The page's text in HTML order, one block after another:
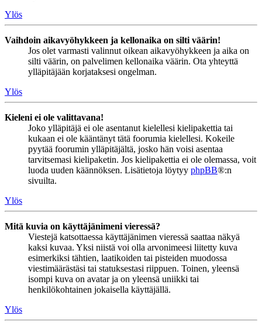
Ylös
Vaihdoin aikavyöhykkeen ja kellonaika on silti väärin!
Jos olet varmasti valinnut oikean aikavyöhykkeen ja aika on
silti väärin, on palvelimen kellonaika väärin. Ota yhteyttä
ylläpitäjään korjataksesi ongelman.
Ylös
Kieleni ei ole valittavana!
Joko ylläpitäjä ei ole asentanut kielellesi kielipakettia tai
kukaan ei ole kääntänyt tätä foorumia kielellesi. Kokeile
pyytää foorumin ylläpitäjältä, josko hän voisi asentaa
tarvitsemasi kielipaketin. Jos kielipakettia ei ole olemassa, voit
luoda uuden käännöksen. Lisätietoja löytyy phpBB®:n
sivuilta.
Ylös
Mitä kuvia on käyttäjänimeni vieressä?
Viestejä katsottaessa käyttäjänimen vieressä saattaa näkyä
kaksi kuvaa. Yksi niistä voi olla arvonimeesi liitetty kuva
esimerkiksi tähtien, laatikoiden tai pisteiden muodossa
viestimäärästäsi tai statuksestasi riippuen. Toinen, yleensä
isompi kuva on avatar ja on yleensä uniikki tai
henkilökohtainen jokaisella käyttäjällä.
Ylös